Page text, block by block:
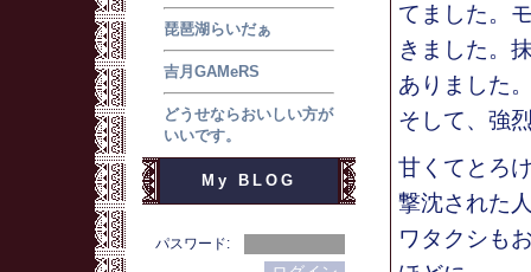
琵琶湖らいだぁ
吉月GAMeRS
どうせならおいしい方が
いいです。
My BLOG
パスワード:
てました。
きました。
ありました
そして、強
甘くてとろ
撃沈された
ワタクシも